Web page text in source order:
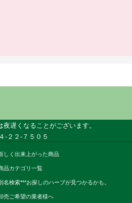
遅くなることがございます。
-２２-７５０５
しく出来上がった商品
品カテゴリ一覧
名検索***お探しのハーブが見つかるかも。
売ご希望の業者様へ